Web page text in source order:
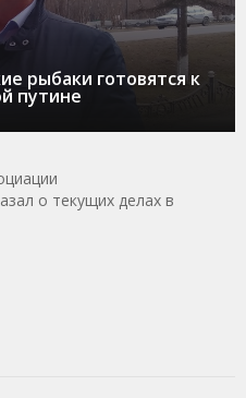
рыбаки готовятся к
путине
о текущих делах в